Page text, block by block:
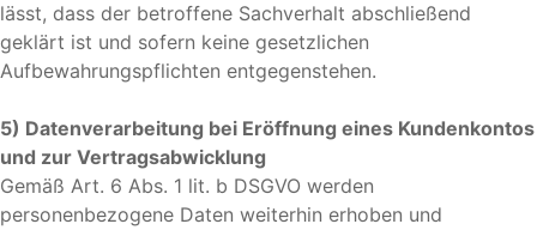
lässt, dass der betroffene Sachverhalt abschließend
geklärt ist und sofern keine gesetzlichen
Aufbewahrungspflichten entgegenstehen.
5) Datenverarbeitung bei Eröffnung eines Kundenkontos
und zur Vertragsabwicklung
Gemäß Art. 6 Abs. 1 lit. b DSGVO werden
personenbezogene Daten weiterhin erhoben und